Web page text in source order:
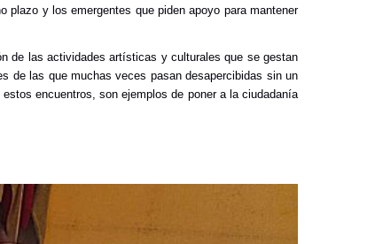
y los emergentes que piden apoyo para mantener
de las actividades artísticas y culturales que se gestan
de las que muchas veces pasan desapercibidas sin un
encuentros, son ejemplos de poner a la ciudadanía